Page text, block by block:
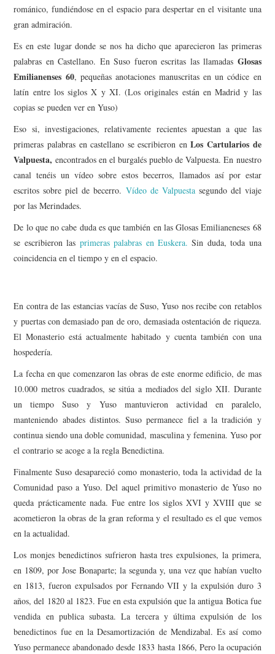
románico, fundiéndose en el espacio para despertar en el visitante una
gran admiración.
Es en este lugar donde se nos ha dicho que aparecieron las primeras
palabras en Castellano. En Suso fueron escritas las llamadas Glosas
Emilianenses 60, pequeñas anotaciones manuscritas en un códice en
latín entre los siglos X y XI. (Los originales están en Madrid y las
copias se pueden ver en Yuso)
Eso si, investigaciones, relativamente recientes apuestan a que las
primeras palabras en castellano se escribieron enLos Cartularios de
Valpuesta, encontrados en el burgalés pueblo de Valpuesta. En nuestro
canal tenéis un vídeo sobre estos becerros, llamados así por estar
escritos sobre piel de becerro. Vídeo de Valpuestasegundo del viaje
por las Merindades.
De lo que no cabe duda es que también en las Glosas Emilianeneses 68
se escribieron las primeras palabras en Euskera. Sin duda, toda una
coincidencia en el tiempo y en el espacio.
En contra de las estancias vacías de Suso, Yuso nos recibe con retablos
y puertas con demasiado pan de oro, demasiada ostentación de riqueza.
El Monasterio está actualmente habitado y cuenta también con una
hospedería.
La fecha en que comenzaron las obras de este enorme edificio, de mas
10.000 metros cuadrados, se sitúa a mediados del siglo XII. Durante
un tiempo Suso y Yuso mantuvieron actividad en paralelo,
manteniendo abades distintos. Suso permanece fiel a la tradición y
continua siendo una doble comunidad, masculina y femenina. Yuso por
el contrario se acoge a la regla Benedictina.
Finalmente Suso desapareció como monasterio, toda la actividad de la
Comunidad paso a Yuso. Del aquel primitivo monasterio de Yuso no
queda prácticamente nada. Fue entre los siglos XVI y XVIII que se
acometieron la obras de la gran reforma y el resultado es el que vemos
en la actualidad.
Los monjes benedictinos sufrieron hasta tres expulsiones, la primera,
en 1809, por Jose Bonaparte; la segunda y, una vez que habían vuelto
en 1813, fueron expulsados por Fernando VII y la expulsión duro 3
años, del 1820 al 1823. Fue en esta expulsión que la antigua Botica fue
vendida en publica subasta. La tercera y última expulsión de los
benedictinos fue en la Desamortización de Mendizabal. Es así como
Yuso permanece abandonado desde 1833 hasta 1866, Pero la ocupación